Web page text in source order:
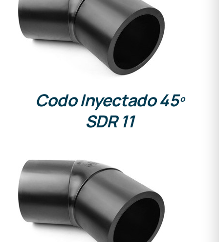
DETALLES
Codo Inyectado 45º
SDR 11
DETALLES